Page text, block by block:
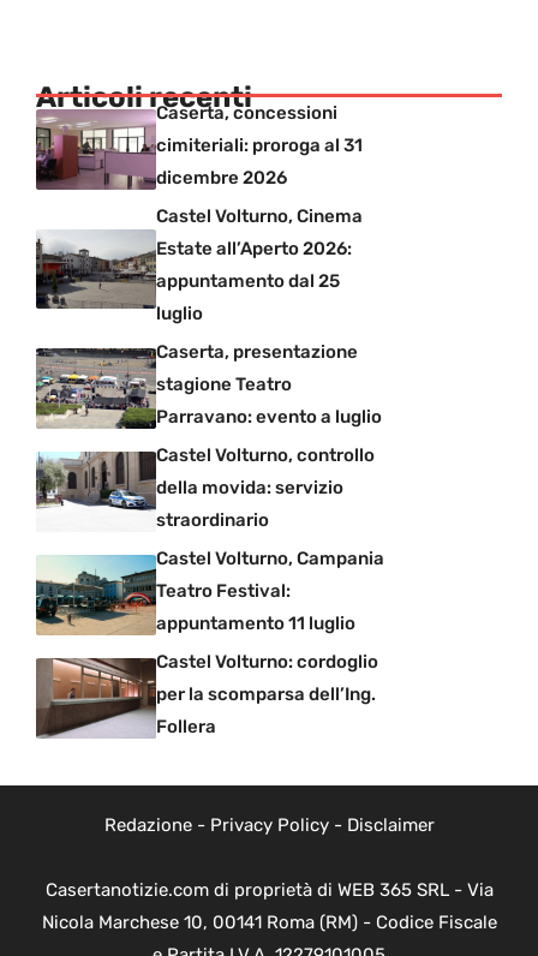
Articoli recenti
Caserta, concessioni
cimiteriali: proroga al 31
dicembre 2026
Castel Volturno, Cinema
Estate all’Aperto 2026:
appuntamento dal 25
luglio
Caserta, presentazione
stagione Teatro
Parravano: evento a luglio
Castel Volturno, controllo
della movida: servizio
straordinario
Castel Volturno, Campania
Teatro Festival:
appuntamento 11 luglio
Castel Volturno: cordoglio
per la scomparsa dell’Ing.
Follera
Redazione- Privacy Policy- Disclaimer
Casertanotizie.com di proprietà di WEB 365 SRL - Via
Nicola Marchese 10, 00141 Roma (RM) - Codice Fiscale